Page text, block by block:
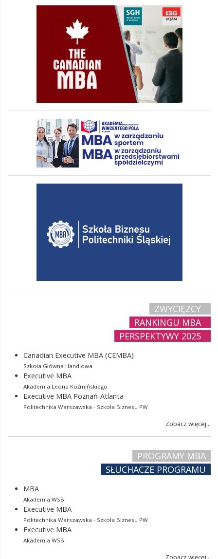
ZWYCIĘZCY
RANKINGU MBA
PERSPEKTYWY 2025
Canadian Executive MBA (CEMBA)
Szkoła Główna Handlowa
Executive MBA
Akademia Leona Koźmińskiego
Executive MBA Poznań-Atlanta
Politechnika Warszawska - Szkoła Biznesu PW
Zobacz więcej...
PROGRAMY MBA
SŁUCHACZE PROGRAMU
MBA
Akademia WSB
Executive MBA
Politechnika Warszawska - Szkoła Biznesu PW
Executive MBA
Akademia WSB
Zobacz więcej...